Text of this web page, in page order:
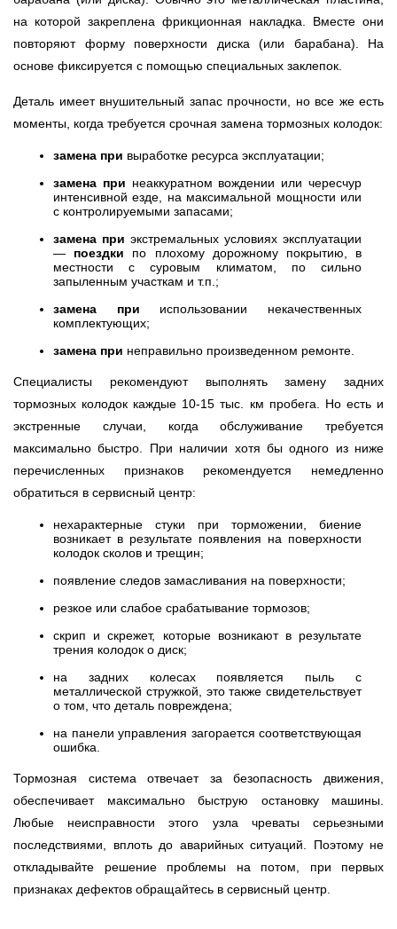
на которой закреплена фрикционная накладка. Вместе они
повторяют форму поверхности диска (или барабана). На
основе фиксируется с помощью специальных заклепок.
Деталь имеет внушительный запас прочности, но все же есть
моменты, когда требуется срочная замена тормозных колодок:
замена при выработке ресурса эксплуатации;
замена при неаккуратном вождении или чересчур
интенсивной езде, на максимальной мощности или
с контролируемыми запасами;
замена при экстремальных условиях эксплуатации
— поездки по плохому дорожному покрытию, в
местности с суровым климатом, по сильно
запыленным участкам и т.п.;
замена при использовании некачественных
комплектующих;
замена при неправильно произведенном ремонте.
Специалисты рекомендуют выполнять замену задних
тормозных колодок каждые 10-15 тыс. км пробега. Но есть и
экстренные случаи, когда обслуживание требуется
максимально быстро. При наличии хотя бы одного из ниже
перечисленных признаков рекомендуется немедленно
обратиться в сервисный центр:
нехарактерные стуки при торможении, биение
возникает в результате появления на поверхности
колодок сколов и трещин;
появление следов замасливания на поверхности;
резкое или слабое срабатывание тормозов;
скрип и скрежет, которые возникают в результате
трения колодок о диск;
на задних колесах появляется пыль с
металлической стружкой, это также свидетельствует
о том, что деталь повреждена;
на панели управления загорается соответствующая
ошибка.
Тормозная система отвечает за безопасность движения,
обеспечивает максимально быструю остановку машины.
Любые неисправности этого узла чреваты серьезными
последствиями, вплоть до аварийных ситуаций. Поэтому не
откладывайте решение проблемы на потом, при первых
признаках дефектов обращайтесь в сервисный центр.